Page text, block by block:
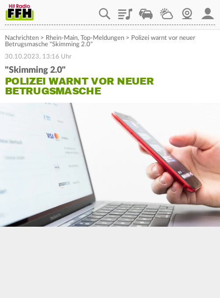
PlaylistStaupilotWetterWebcam
Nachrichten > Rhein-Main, Top-Meldungen > Polizei warnt vor neuer
Betrugsmasche "Skimming 2.0"
30.10.2023, 13:16 Uhr
"Skimming 2.0"
POLIZEI WARNT VOR NEUER
BETRUGSMASCHE